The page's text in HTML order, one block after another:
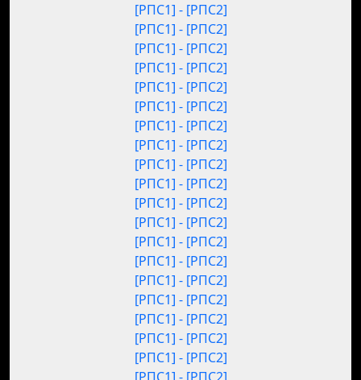
[РПС1] - [РПС2]
[РПС1] - [РПС2]
[РПС1] - [РПС2]
[РПС1] - [РПС2]
[РПС1] - [РПС2]
[РПС1] - [РПС2]
[РПС1] - [РПС2]
[РПС1] - [РПС2]
[РПС1] - [РПС2]
[РПС1] - [РПС2]
[РПС1] - [РПС2]
[РПС1] - [РПС2]
[РПС1] - [РПС2]
[РПС1] - [РПС2]
[РПС1] - [РПС2]
[РПС1] - [РПС2]
[РПС1] - [РПС2]
[РПС1] - [РПС2]
[РПС1] - [РПС2]